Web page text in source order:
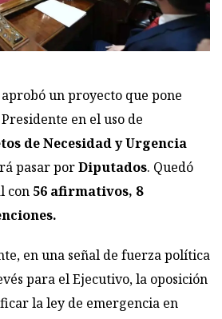
aprobó un proyecto que pone
en el uso de
de Necesidad y Urgencia
pasar porDiputados. Quedó
con 56 afirmativos, 8
en una señal de fuerza política
para el Ejecutivo, la oposición
la ley de emergencia en